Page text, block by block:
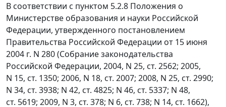
В соответствии с пунктом 5.2.8 Положения о
Министерстве образования и науки Российской
Федерации, утвержденного постановлением
Правительства Российской Федерации от 15 июня
2004 г. N 280 (Собрание законодательства
Российской Федерации, 2004, N 25, ст. 2562; 2005,
N 15, ст. 1350; 2006, N 18, ст. 2007; 2008, N 25, ст. 2990;
N 34, ст. 3938; N 42, ст. 4825; N 46, ст. 5337; N 48,
ст. 5619; 2009, N 3, ст. 378; N 6, ст. 738; N 14, ст. 1662),